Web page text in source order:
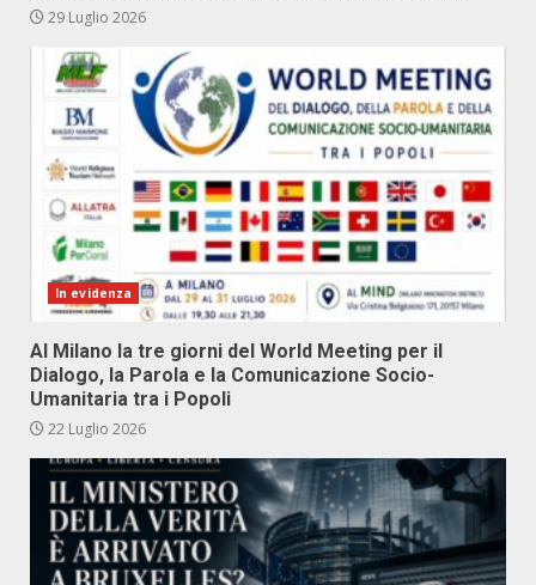
29 Luglio 2026
In evidenza
Al Milano la tre giorni del World Meeting per il
Dialogo, la Parola e la Comunicazione Socio-
Umanitaria tra i Popoli
22 Luglio 2026